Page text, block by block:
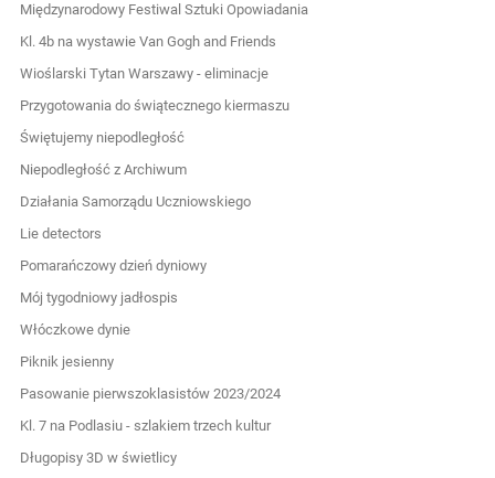
Międzynarodowy Festiwal Sztuki Opowiadania
Kl. 4b na wystawie Van Gogh and Friends
Wioślarski Tytan Warszawy - eliminacje
Przygotowania do świątecznego kiermaszu
Świętujemy niepodległość
Niepodległość z Archiwum
Działania Samorządu Uczniowskiego
Lie detectors
Pomarańczowy dzień dyniowy
Mój tygodniowy jadłospis
Włóczkowe dynie
Piknik jesienny
Pasowanie pierwszoklasistów 2023/2024
Kl. 7 na Podlasiu - szlakiem trzech kultur
Długopisy 3D w świetlicy